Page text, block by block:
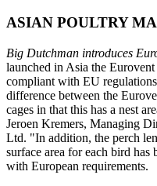
ASIAN POULTRY
Big Dutchman introduces
launched in Asia the
compliant with EU
difference between the
cages in that this has a nest
Jeroen Kremers, Managing
Ltd. "In addition, the perch
surface area for each bird
with European requirements.